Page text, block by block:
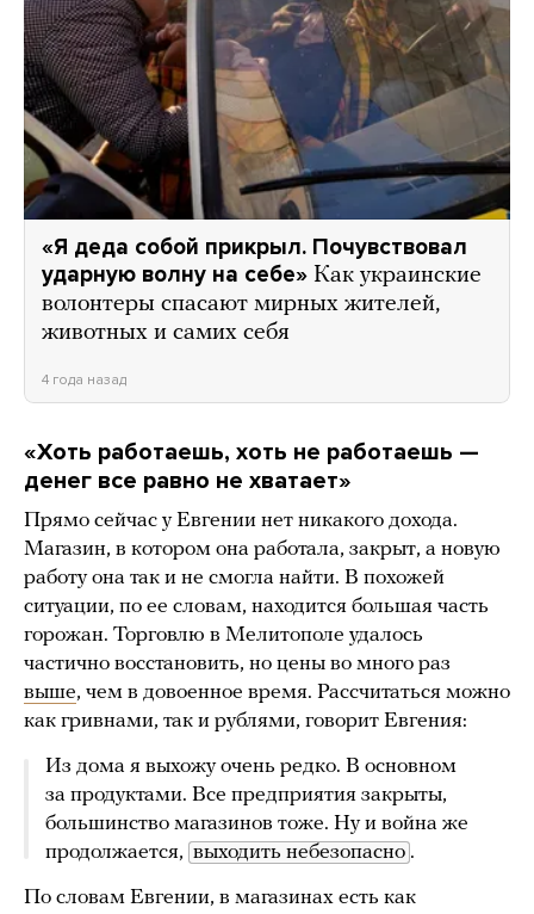
«Я деда собой прикрыл. Почувствовал
ударную волну на себе» Как украинские
волонтеры спасают мирных жителей,
животных и самих себя
4 года назад
«Хоть работаешь, хоть не работаешь —
денег все равно не хватает»
Прямо сейчас у Евгении нет никакого дохода.
Магазин, в котором она работала, закрыт, а новую
работу она так и не смогла найти. В похожей
ситуации, по ее словам, находится большая часть
горожан. Торговлю в Мелитополе удалось
частично восстановить, но цены во много раз
выше, чем в довоенное время. Рассчитаться можно
как гривнами, так и рублями, говорит Евгения:
Из дома я выхожу очень редко. В основном
за продуктами. Все предприятия закрыты,
большинство магазинов тоже. Ну и война же
продолжается, выходить небезопасно .
По словам Евгении, в магазинах есть как